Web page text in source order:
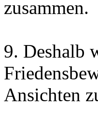
zusammen.
9. Deshalb
Ansichten